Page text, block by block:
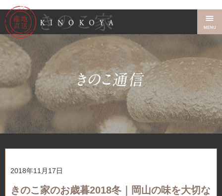
2018年11月17日
きのこ家のお歳暮2018冬｜岡山の味を大切な